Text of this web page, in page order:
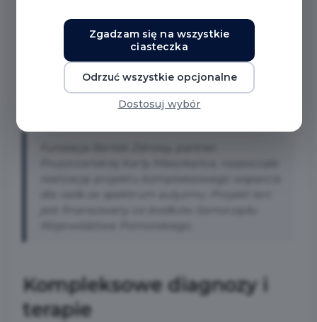
PARTNERA
PRUSZCZAŃSKIEJ
KARTY MIESZKAŃCA
Kompleksowe diagnozy i
terapie
Zgadzam się na wszystkie
ciasteczka
Odrzuć wszystkie opcjonalne
Dostosuj wybór